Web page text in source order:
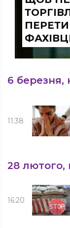
6 березня,
11:38
28 лютого,
16:20